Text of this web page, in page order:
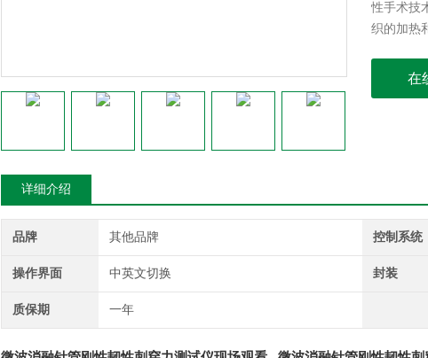
性手术技
织的加热
在
详细介绍
品牌 其他品牌 控制系统
操作界面 中英文切换 封装
质保期 一年